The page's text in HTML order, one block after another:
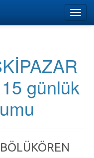
Menu
günlük